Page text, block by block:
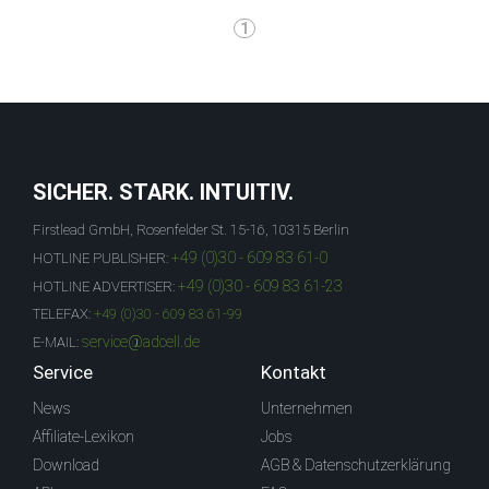
1
SICHER. STARK. INTUITIV.
Firstlead GmbH, Rosenfelder St. 15-16, 10315 Berlin
HOTLINE PUBLISHER: +49 (0)30 - 609 83 61-0
HOTLINE ADVERTISER: +49 (0)30 - 609 83 61-23
TELEFAX: +49 (0)30 - 609 83 61-99
E-MAIL: service@adcell.de
Service
News
Affiliate-Lexikon
Download
Kontakt
Unternehmen
Jobs
AGB & Datenschutzerklärung